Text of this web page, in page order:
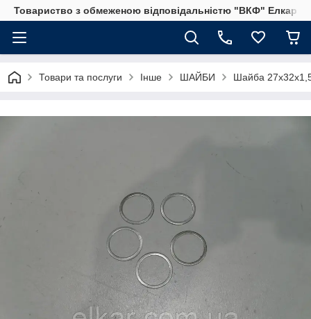
Товариство з обмеженою відповідальністю "ВКФ" Елкар"
Товари та послуги Інше ШАЙБИ Шайба